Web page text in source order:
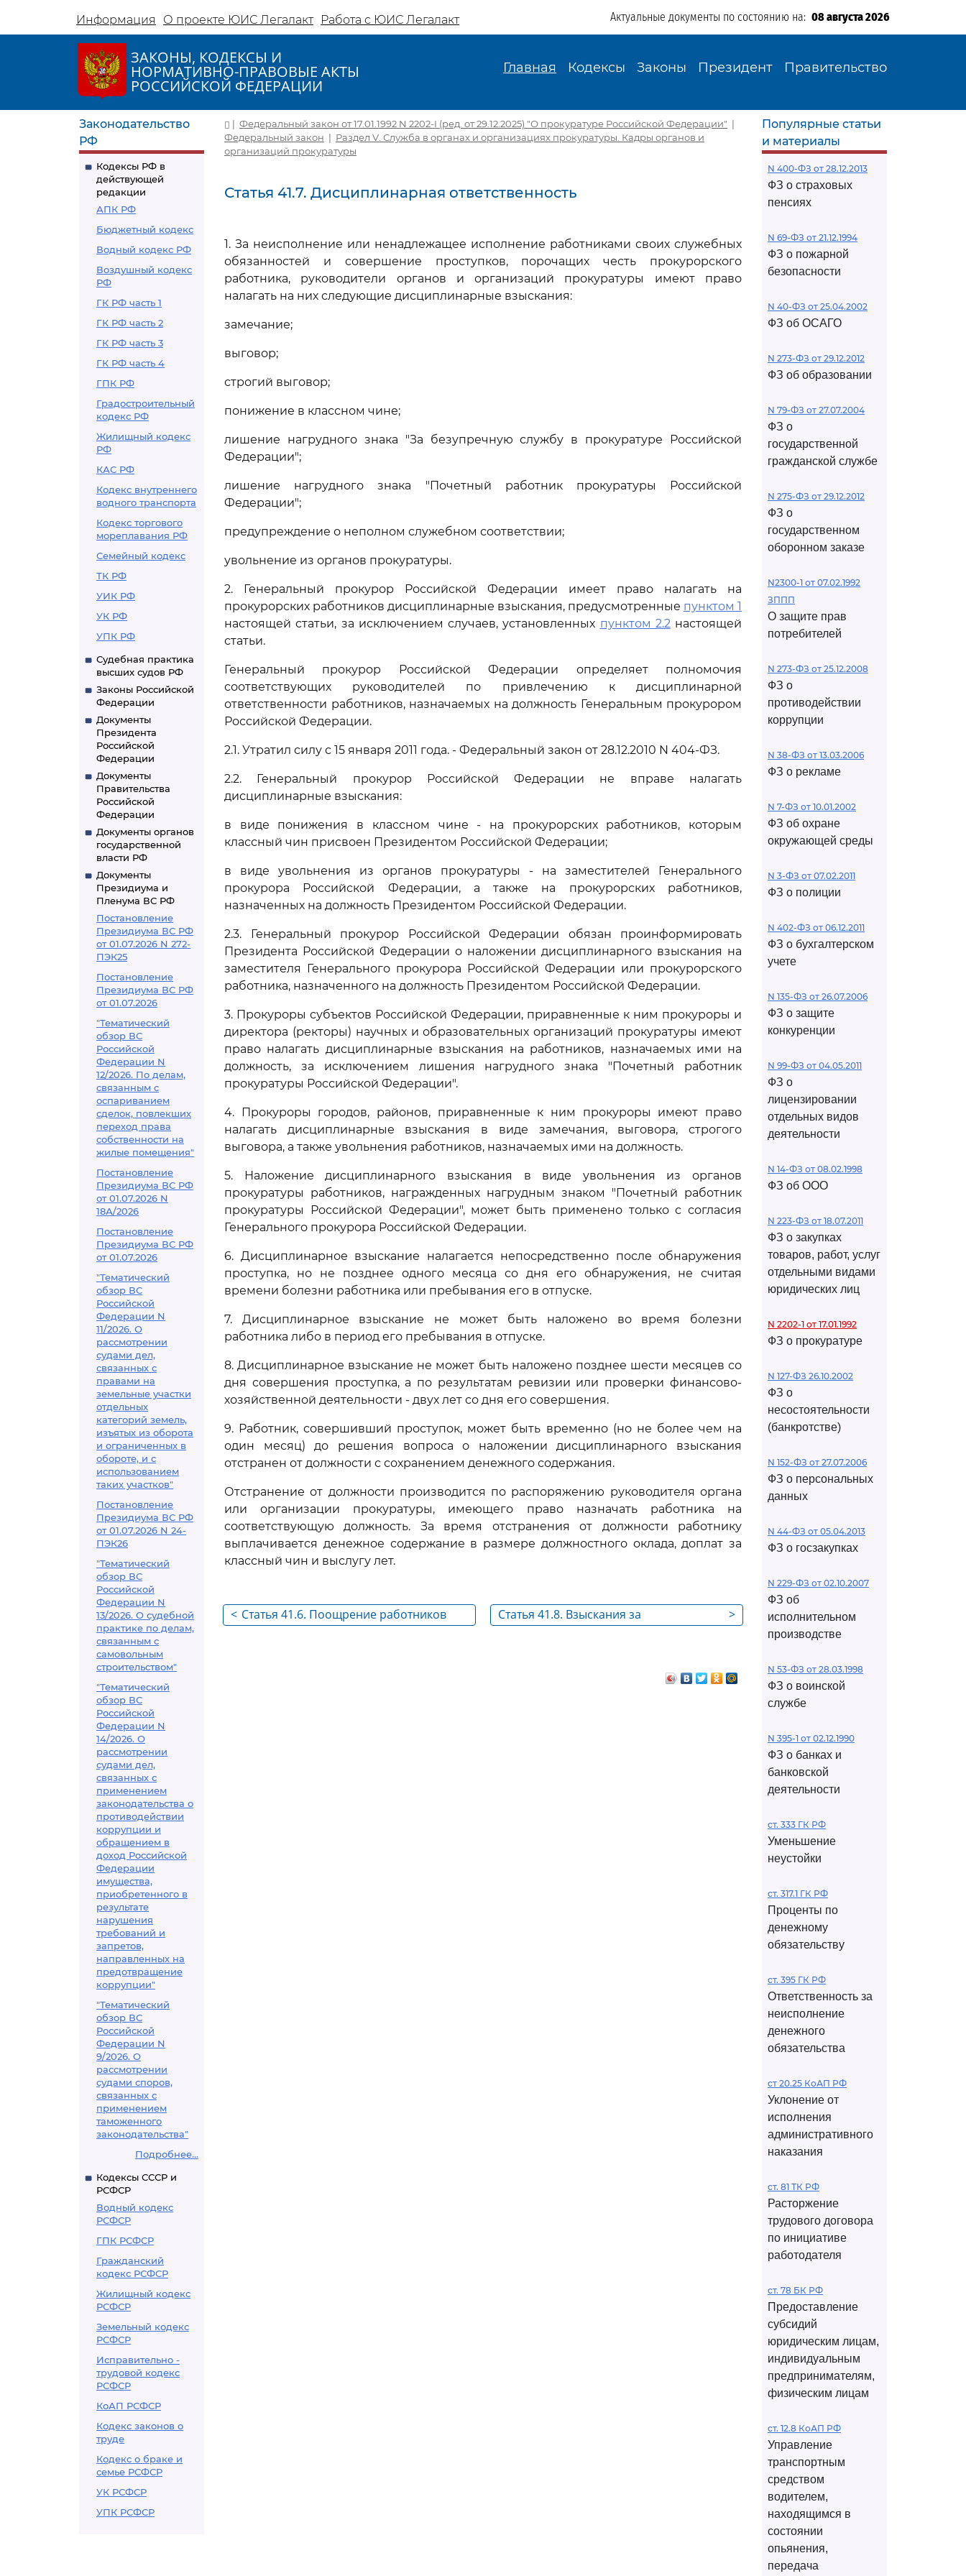
Информация О проекте ЮИС Легалакт Работа с ЮИС Легалакт Актуальные документы по состоянию на: 08 августа 2026
ЗАКОНЫ, КОДЕКСЫ И
НОРМАТИВНО-ПРАВОВЫЕ АКТЫ
РОССИЙСКОЙ ФЕДЕРАЦИИ
Главная Кодексы Законы Президент Правительство
Законодательство
РФ
Кодексы РФ в
действующей
редакции
АПК РФ
Бюджетный кодекс
Водный кодекс РФ
Воздушный кодекс
РФ
ГК РФ часть 1
ГК РФ часть 2
ГК РФ часть 3
ГК РФ часть 4
ГПК РФ
Градостроительный
кодекс РФ
Жилищный кодекс
РФ
КАС РФ
Кодекс внутреннего
водного транспорта
Кодекс торгового
мореплавания РФ
Семейный кодекс
ТК РФ
УИК РФ
УК РФ
УПК РФ
Судебная практика
высших судов РФ
Законы Российской
Федерации
Документы
Президента
Российской
Федерации
Документы
Правительства
Российской
Федерации
Документы органов
государственной
власти РФ
Документы
Президиума и
Пленума ВС РФ
Постановление
Президиума ВС РФ
от 01.07.2026 N 272-
ПЭК25
Постановление
Президиума ВС РФ
от 01.07.2026
"Тематический
обзор ВС
Российской
Федерации N
12/2026. По делам,
связанным с
оспариванием
сделок, повлекших
переход права
собственности на
жилые помещения"
Постановление
Президиума ВС РФ
от 01.07.2026 N
18А/2026
Постановление
Президиума ВС РФ
от 01.07.2026
"Тематический
обзор ВС
Российской
Федерации N
11/2026. О
рассмотрении
судами дел,
связанных с
правами на
земельные участки
отдельных
категорий земель,
изъятых из оборота
и ограниченных в
обороте, и с
использованием
таких участков"
Постановление
Президиума ВС РФ
от 01.07.2026 N 24-
ПЭК26
"Тематический
обзор ВС
Российской
Федерации N
13/2026. О судебной
практике по делам,
связанным с
самовольным
строительством"
"Тематический
обзор ВС
Российской
Федерации N
14/2026. О
рассмотрении
судами дел,
связанных с
применением
законодательства о
противодействии
коррупции и
обращением в
доход Российской
Федерации
имущества,
приобретенного в
результате
нарушения
требований и
запретов,
направленных на
предотвращение
коррупции"
"Тематический
обзор ВС
Российской
Федерации N
9/2026. О
рассмотрении
судами споров,
связанных с
применением
таможенного
законодательства"
Подробнее...
Кодексы СССР и
РСФСР
Водный кодекс
РСФСР
ГПК РСФСР
Гражданский
кодекс РСФСР
Жилищный кодекс
РСФСР
Земельный кодекс
РСФСР
Исправительно -
трудовой кодекс
РСФСР
КоАП РСФСР
Кодекс законов о
труде
Кодекс о браке и
семье РСФСР
УК РСФСР
УПК РСФСР
| Федеральный закон от 17.01.1992 N 2202-I (ред. от 29.12.2025) "О прокуратуре Российской Федерации" |
Федеральный закон | Раздел V. Служба в органах и организациях прокуратуры. Кадры органов и
организаций прокуратуры
Статья 41.7. Дисциплинарная ответственность
1. За неисполнение или ненадлежащее исполнение работниками своих служебных
обязанностей и совершение проступков, порочащих честь прокурорского
работника, руководители органов и организаций прокуратуры имеют право
налагать на них следующие дисциплинарные взыскания:
замечание;
выговор;
строгий выговор;
понижение в классном чине;
лишение нагрудного знака "За безупречную службу в прокуратуре Российской
Федерации";
лишение нагрудного знака "Почетный работник прокуратуры Российской
Федерации";
предупреждение о неполном служебном соответствии;
увольнение из органов прокуратуры.
2. Генеральный прокурор Российской Федерации имеет право налагать на
прокурорских работников дисциплинарные взыскания, предусмотренные пунктом 1
настоящей статьи, за исключением случаев, установленных пунктом 2.2настоящей
статьи.
Генеральный прокурор Российской Федерации определяет полномочия
соответствующих руководителей по привлечению к дисциплинарной
ответственности работников, назначаемых на должность Генеральным прокурором
Российской Федерации.
2.1. Утратил силу с 15 января 2011 года. - Федеральный закон от 28.12.2010 N 404-ФЗ.
2.2. Генеральный прокурор Российской Федерации не вправе налагать
дисциплинарные взыскания:
в виде понижения в классном чине - на прокурорских работников, которым
классный чин присвоен Президентом Российской Федерации;
в виде увольнения из органов прокуратуры - на заместителей Генерального
прокурора Российской Федерации, а также на прокурорских работников,
назначенных на должность Президентом Российской Федерации.
2.3. Генеральный прокурор Российской Федерации обязан проинформировать
Президента Российской Федерации о наложении дисциплинарного взыскания на
заместителя Генерального прокурора Российской Федерации или прокурорского
работника, назначенного на должность Президентом Российской Федерации.
3. Прокуроры субъектов Российской Федерации, приравненные к ним прокуроры и
директора (ректоры) научных и образовательных организаций прокуратуры имеют
право налагать дисциплинарные взыскания на работников, назначаемых ими на
должность, за исключением лишения нагрудного знака "Почетный работник
прокуратуры Российской Федерации".
4. Прокуроры городов, районов, приравненные к ним прокуроры имеют право
налагать дисциплинарные взыскания в виде замечания, выговора, строгого
выговора, а также увольнения работников, назначаемых ими на должность.
5. Наложение дисциплинарного взыскания в виде увольнения из органов
прокуратуры работников, награжденных нагрудным знаком "Почетный работник
прокуратуры Российской Федерации", может быть применено только с согласия
Генерального прокурора Российской Федерации.
6. Дисциплинарное взыскание налагается непосредственно после обнаружения
проступка, но не позднее одного месяца со дня его обнаружения, не считая
времени болезни работника или пребывания его в отпуске.
7. Дисциплинарное взыскание не может быть наложено во время болезни
работника либо в период его пребывания в отпуске.
8. Дисциплинарное взыскание не может быть наложено позднее шести месяцев со
дня совершения проступка, а по результатам ревизии или проверки финансово-
хозяйственной деятельности - двух лет со дня его совершения.
9. Работник, совершивший проступок, может быть временно (но не более чем на
один месяц) до решения вопроса о наложении дисциплинарного взыскания
отстранен от должности с сохранением денежного содержания.
Отстранение от должности производится по распоряжению руководителя органа
или организации прокуратуры, имеющего право назначать работника на
соответствующую должность. За время отстранения от должности работнику
выплачивается денежное содержание в размере должностного оклада, доплат за
классный чин и выслугу лет.
< Статья 41.6. Поощрение работников >
Статья 41.8. Взыскания за
урегулировании конфликта интересов и
Популярные статьи
и материалы
N 400-ФЗ от 28.12.2013
ФЗ о страховых
пенсиях
N 69-ФЗ от 21.12.1994
ФЗ о пожарной
безопасности
N 40-ФЗ от 25.04.2002
ФЗ об ОСАГО
N 273-ФЗ от 29.12.2012
ФЗ об образовании
N 79-ФЗ от 27.07.2004
ФЗ о
государственной
гражданской службе
N 275-ФЗ от 29.12.2012
ФЗ о
государственном
оборонном заказе
N2300-1 от 07.02.1992
ЗППП
О защите прав
потребителей
N 273-ФЗ от 25.12.2008
ФЗ о
противодействии
коррупции
N 38-ФЗ от 13.03.2006
ФЗ о рекламе
N 7-ФЗ от 10.01.2002
ФЗ об охране
окружающей среды
N 3-ФЗ от 07.02.2011
ФЗ о полиции
N 402-ФЗ от 06.12.2011
ФЗ о бухгалтерском
учете
N 135-ФЗ от 26.07.2006
ФЗ о защите
конкуренции
N 99-ФЗ от 04.05.2011
ФЗ о
лицензировании
отдельных видов
деятельности
N 14-ФЗ от 08.02.1998
ФЗ об ООО
N 223-ФЗ от 18.07.2011
ФЗ о закупках
товаров, работ, услуг
отдельными видами
юридических лиц
N 2202-1 от 17.01.1992
ФЗ о прокуратуре
N 127-ФЗ 26.10.2002
ФЗ о
несостоятельности
(банкротстве)
N 152-ФЗ от 27.07.2006
ФЗ о персональных
данных
N 44-ФЗ от 05.04.2013
ФЗ о госзакупках
N 229-ФЗ от 02.10.2007
ФЗ об
исполнительном
производстве
N 53-ФЗ от 28.03.1998
ФЗ о воинской
службе
N 395-1 от 02.12.1990
ФЗ о банках и
банковской
деятельности
ст. 333 ГК РФ
Уменьшение
неустойки
ст. 317.1 ГК РФ
Проценты по
денежному
обязательству
ст. 395 ГК РФ
Ответственность за
неисполнение
денежного
обязательства
ст 20.25 КоАП РФ
Уклонение от
исполнения
административного
наказания
ст. 81 ТК РФ
Расторжение
трудового договора
по инициативе
работодателя
ст. 78 БК РФ
Предоставление
субсидий
юридическим лицам,
индивидуальным
предпринимателям,
физическим лицам
ст. 12.8 КоАП РФ
Управление
транспортным
средством
водителем,
находящимся в
состоянии
опьянения,
передача